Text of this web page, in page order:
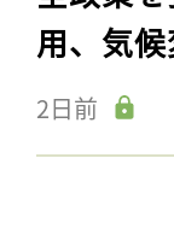
用、気
2日前